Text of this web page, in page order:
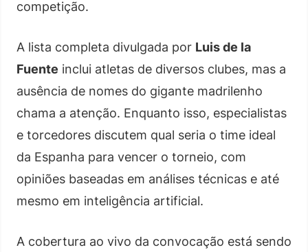
competição.
A lista completa divulgada por Luis de la
Fuente inclui atletas de diversos clubes, mas a
ausência de nomes do gigante madrilenho
chama a atenção. Enquanto isso, especialistas
e torcedores discutem qual seria o time ideal
da Espanha para vencer o torneio, com
opiniões baseadas em análises técnicas e até
mesmo em inteligência artificial.
A cobertura ao vivo da convocação está sendo